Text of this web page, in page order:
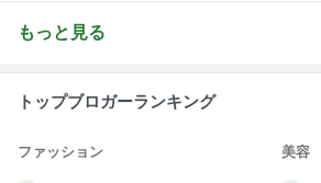
もっと見る
トップブロガーランキング
ファッション 美容